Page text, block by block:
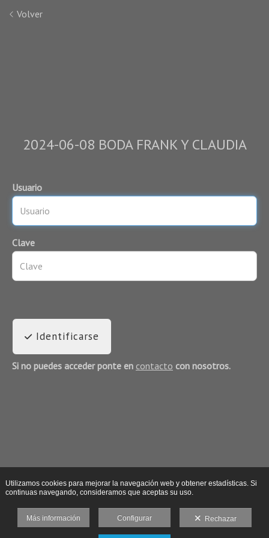
Volver
2024-06-08 BODA FRANK Y CLAUDIA
Usuario
Clave
Identificarse
Si no puedes acceder ponte en contacto con nosotros.
Utilizamos cookies para mejorar la navegación web y obtener estadísticas. Si
continuas navegando, consideramos que aceptas su uso.
Más información Configurar Rechazar